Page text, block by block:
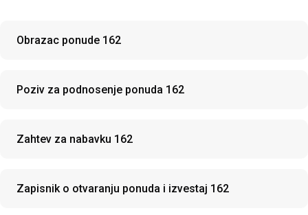
Obrazac ponude 162
Poziv za podnosenje ponuda 162
Zahtev za nabavku 162
Zapisnik o otvaranju ponuda i izvestaj 162